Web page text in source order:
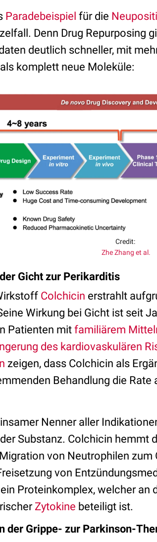
Paradebeispiel für die
Denn Drug Repurposing
deutlich schneller, mit
komplett neue Moleküle:
Credit:
Zhe Zhang et al.
Gicht zur Perikarditis
Colchicin erstrahlt
Wirkung bei Gicht ist seit
Patienten mit familiärem
des kardiovaskulären
zeigen, dass Colchicin als
Behandlung die Rate
Nenner aller
Substanz. Colchicin hemmt
von Neutrophilen
von
Proteinkomplex, welcher an
Zytokine beteiligt ist.
der Grippe- zur Parkinson-